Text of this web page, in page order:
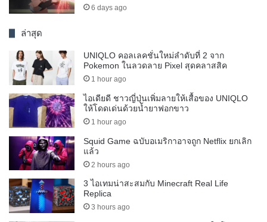
6 days ago
ล่าสุด
UNIQLO คอลเลคชั่นใหม่ลำดับที่ 2 จาก
Pokemon ในลวดลาย Pixel สุดคลาสสิค
1 hour ago
ไอเดียดี ชาวญี่ปุ่นเพิ่มลายให้เสื้อของ UNIQLO
ให้โดดเด่นด้วยน้ำยาฟอกขาว
1 hour ago
Squid Game ฉบับอเมริกาอาจถูก Netflix ยกเลิก
แล้ว
2 hours ago
3 ไอเทมน่าสะสมกับ Minecraft Real Life
Replica
3 hours ago